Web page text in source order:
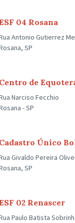
04 Rosana
Antonio Gutierrez
SP
Centro de
Narciso Fecchio
- SP
Cadastro Único
Givaldo Pereira
SP
02 Renascer
Paulo Batista